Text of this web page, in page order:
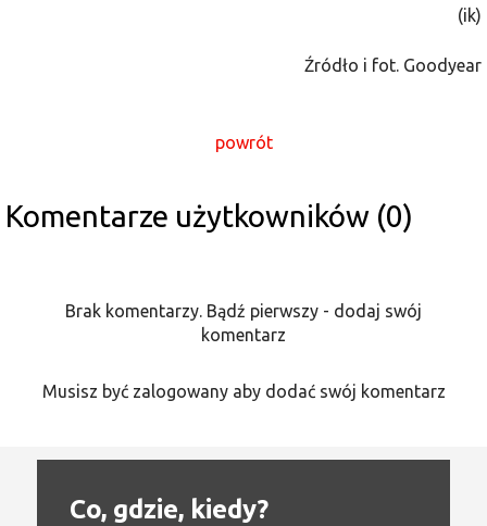
(ik)
Źródło i fot. Goodyear
powrót
Komentarze użytkowników (0)
Brak komentarzy. Bądź pierwszy - dodaj swój
komentarz
Musisz być zalogowany aby dodać swój komentarz
Co, gdzie, kiedy?